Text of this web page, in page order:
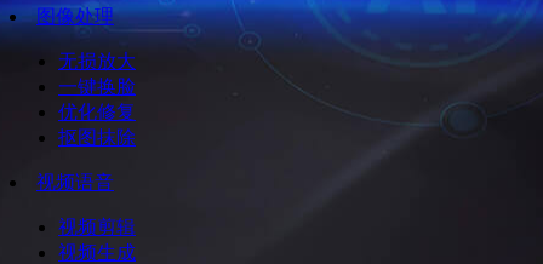
图像处理
无损放大
一键换脸
优化修复
抠图抹除
视频语音
视频剪辑
视频生成